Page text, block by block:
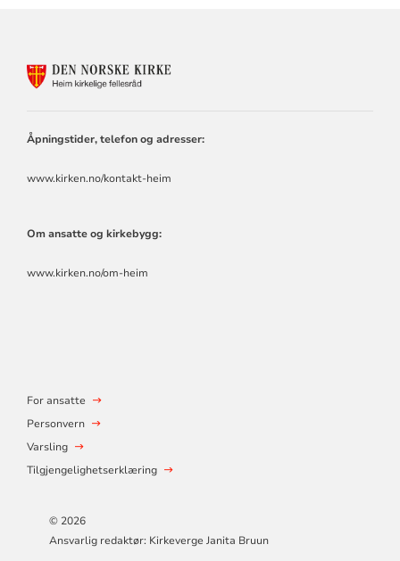
Åpningstider, telefon og adresser:
www.kirken.no/kontakt-heim
Om ansatte og kirkebygg:
www.kirken.no/om-heim
For ansatte
Personvern
Varsling
Tilgjengelighetserklæring
© 2026
Ansvarlig redaktør: Kirkeverge Janita Bruun